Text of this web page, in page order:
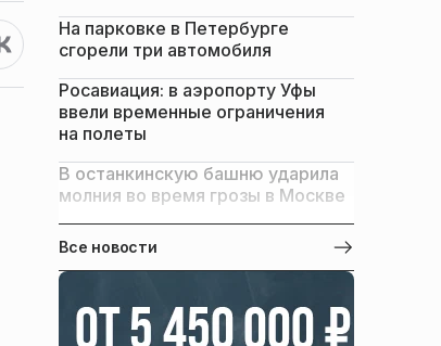
На парковке в Петербурге
сгорели три автомобиля
Росавиация: в аэропорту Уфы
ввели временные ограничения
на полеты
В останкинскую башню ударила
молния во время грозы в Москве
Все новости